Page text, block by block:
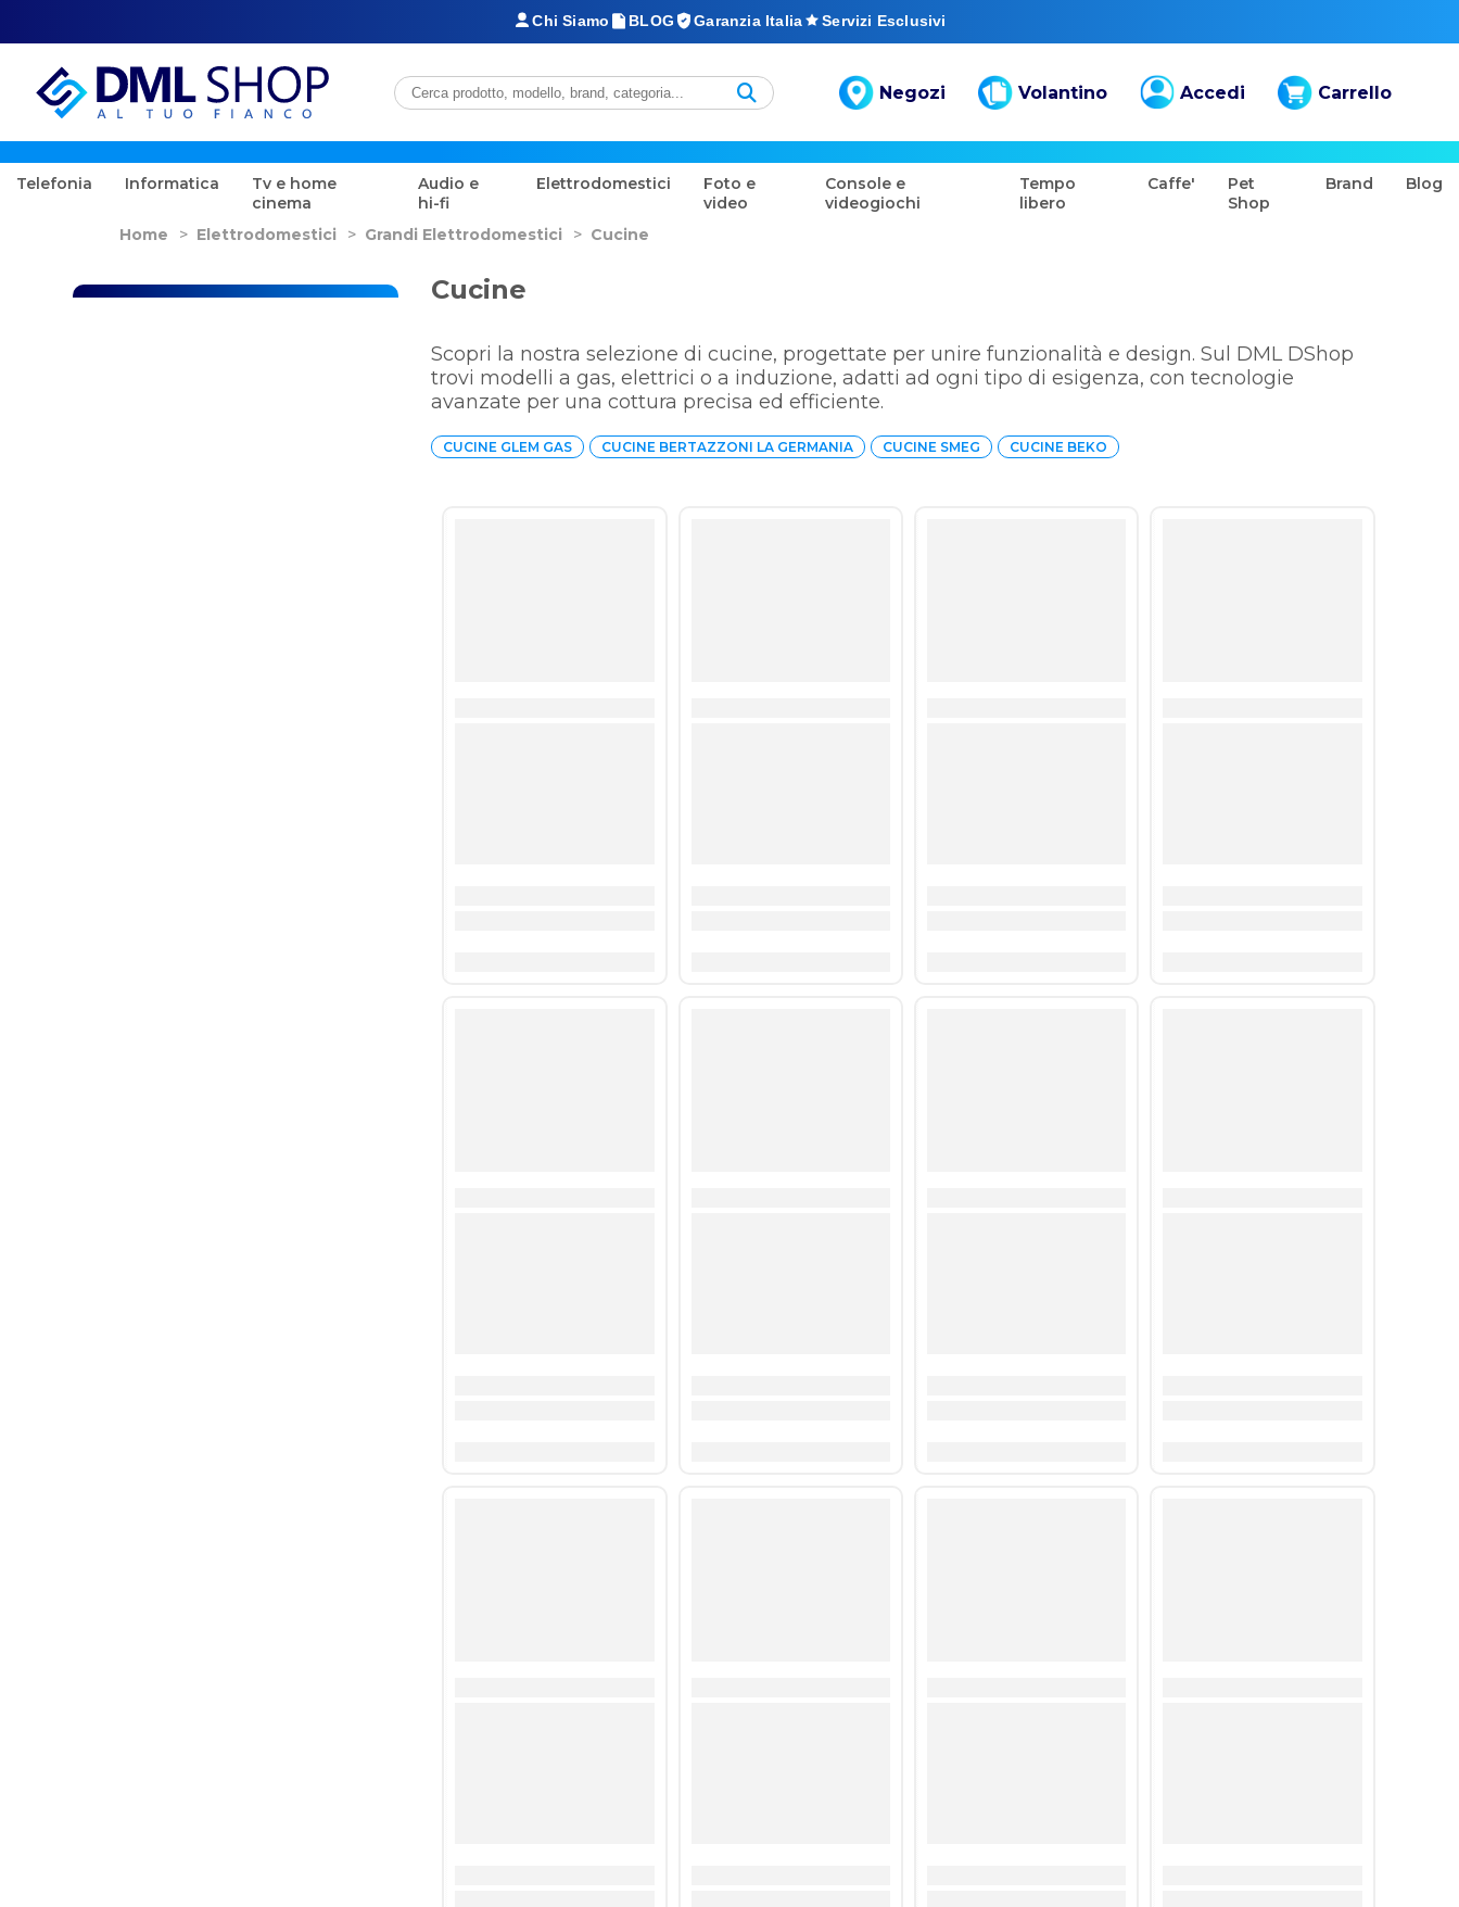
Chi Siamo BLOG Garanzia Italia Servizi Esclusivi
Negozi Volantino Accedi Carrello
Telefonia Informatica
Tv e home
cinema
Audio e
hi-fi
Elettrodomestici
Foto e
video
Console e
videogiochi
Tempo
libero
Caffe'
Pet
Shop
Brand Blog
Home > Elettrodomestici > Grandi Elettrodomestici > Cucine
Cucine
Scopri la nostra selezione di cucine, progettate per unire funzionalità e design. Sul DML DShop
trovi modelli a gas, elettrici o a induzione, adatti ad ogni tipo di esigenza, con tecnologie
avanzate per una cottura precisa ed efficiente.
CUCINE GLEM GAS CUCINE BERTAZZONI LA GERMANIA CUCINE SMEG CUCINE BEKO